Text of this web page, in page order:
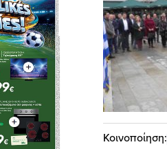
Κοινοποίηση: